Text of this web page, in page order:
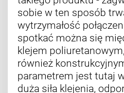
sobie w ten sposób
wytrzymałość
spotkać można się
klejem
również
parametrem jest tutaj
duża siła klejenia,